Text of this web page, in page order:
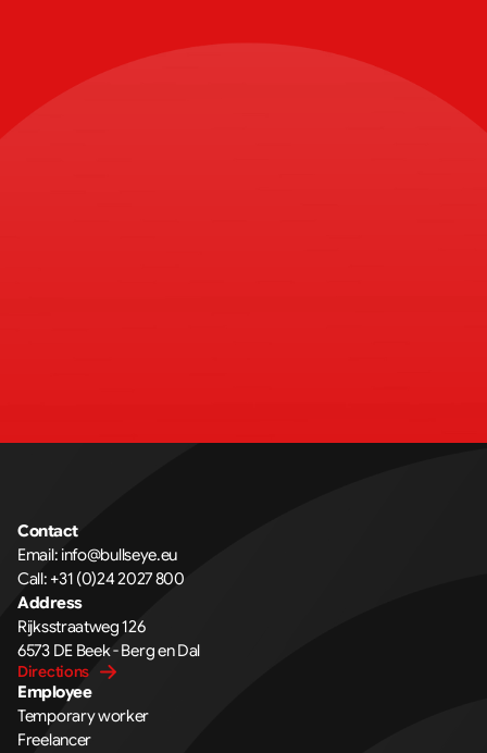
Contact
Email: info@bullseye.eu
Call: +31 (0)24 2027 800
Address
Rijksstraatweg 126
6573 DE Beek - Berg en Dal
Directions
Employee
Temporary worker
Freelancer